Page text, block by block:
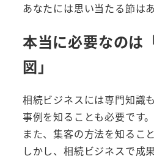
あなたには思い当たる節は
本当に必要なのは
図」
相続ビジネスには専門知識
事例を知ることも必要です。
また、集客の方法を知るこ
しかし、相続ビジネスで成